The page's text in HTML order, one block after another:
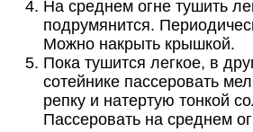
На среднем огне тушить
подрумянится.
Можно накрыть крышкой.
Пока тушится легкое, в
сотейнике пассеровать
репку и натертую тонкой
Пассеровать на среднем